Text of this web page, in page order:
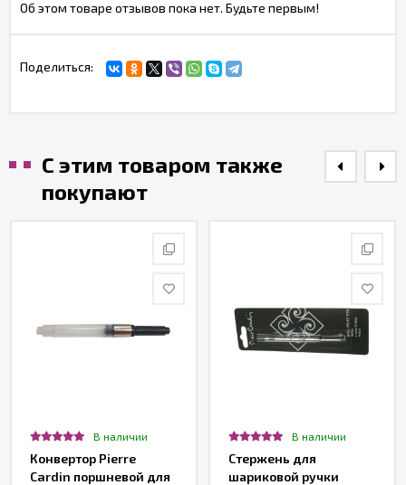
Об этом товаре отзывов пока нет. Будьте первым!
Поделиться:
С этим товаром также
покупают
В наличии
Конвертор Pierre
Cardin поршневой для
В наличии
Стержень для
шариковой ручки